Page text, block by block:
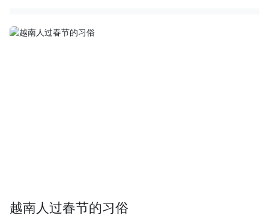
越南人过春节的习俗